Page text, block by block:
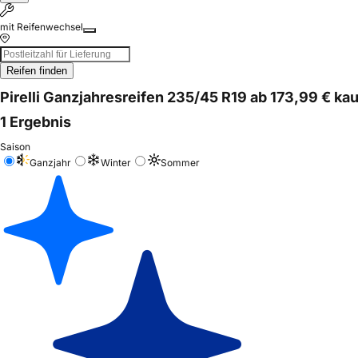
mit Reifenwechsel
Reifen finden
Pirelli Ganzjahresreifen 235/45 R19 ab 173,99 €
1 Ergebnis
Saison
Ganzjahr
Winter Sommer